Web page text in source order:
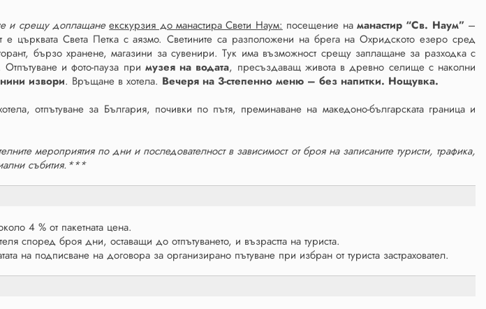
и срещу доплащане екскурзия до манастира Свети Наум: посещение на манастир “Св. Наум”–
църквата Света Петка с аязмо. Светините са разположени на брега на Охридското езеро сред
бързо хранене, магазини за сувенири. Тук има възможност срещу заплащане за разходка с
и фото-пауза при музея на водата, пресъздаващ живота в древно селище с наколни
извори. Връщане в хотела. Вечеря на 3-степенно меню – без напитки. Нощувка.
отпътуване за България, почивки по пътя, преминаване на македоно-българската граница и
мероприятия по дни и последователност в зависимост от броя на записаните туристи, трафика,
събития.***
4 % от пакетната цена.
според броя дни, оставащи до отпътуването, и възрастта на туриста.
на подписване на договора за организирано пътуване при избран от туриста застраховател.